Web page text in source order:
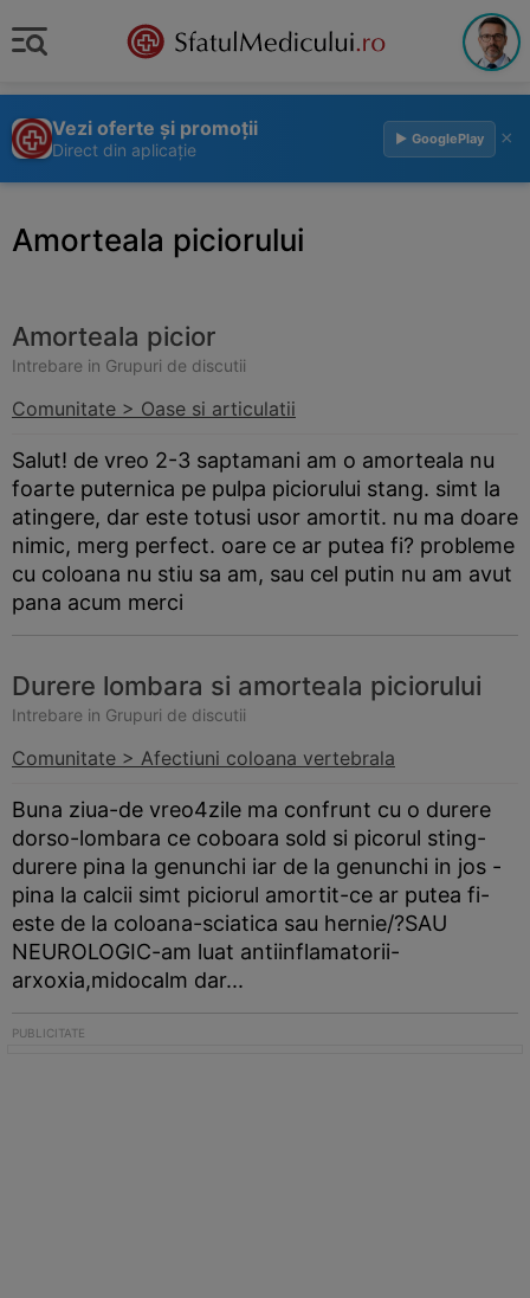
Vezi oferte și promoții
Direct din aplicație
▶ GooglePlay ×
Amorteala piciorului
Amorteala picior
Intrebare in Grupuri de discutii
Comunitate > Oase si articulatii
Salut! de vreo 2-3 saptamani am o amorteala nu
foarte puternica pe pulpa piciorului stang. simt la
atingere, dar este totusi usor amortit. nu ma doare
nimic, merg perfect. oare ce ar putea fi? probleme
cu coloana nu stiu sa am, sau cel putin nu am avut
pana acum merci
Durere lombara si amorteala piciorului
Intrebare in Grupuri de discutii
Comunitate > Afectiuni coloana vertebrala
Buna ziua-de vreo4zile ma confrunt cu o durere
dorso-lombara ce coboara sold si picorul sting-
durere pina la genunchi iar de la genunchi in jos -
pina la calcii simt piciorul amortit-ce ar putea fi-
este de la coloana-sciatica sau hernie/?SAU
NEUROLOGIC-am luat antiinflamatorii-
arxoxia,midocalm dar...